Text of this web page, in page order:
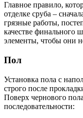
Главное правило,
отделке сруба –
грязные работы,
качестве финального
элементы, чтобы они
Пол
Установка пола с
строго после
Поверх чернового
последовательности: